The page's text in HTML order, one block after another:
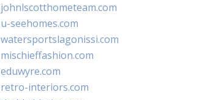
johnlscotthometeam.com
u-seehomes.com
watersportslagonissi.com
mischieffashion.com
eduwyre.com
retro-interiors.com